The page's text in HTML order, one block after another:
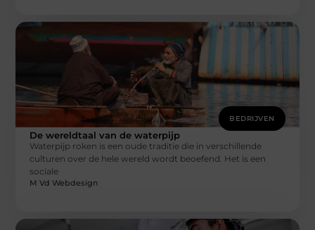
BEDRIJVEN
De wereldtaal van de waterpijp
Waterpijp roken is een oude traditie die in verschillende
culturen over de hele wereld wordt beoefend. Het is een
sociale
M Vd Webdesign